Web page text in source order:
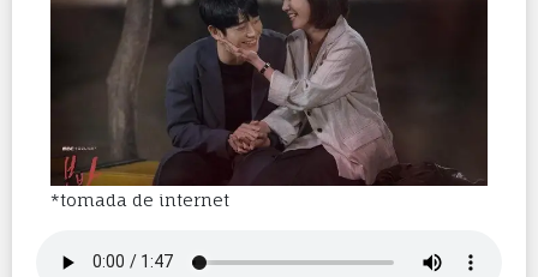
*tomada de internet